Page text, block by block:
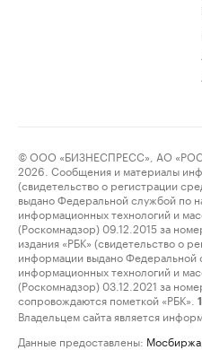
© ООО «БИЗНЕСПРЕСС», АО
2026. Сообщения и материалы
(свидетельство о регистрации
выдано Федеральной службой по
информационных технологий и
(Роскомнадзор) 09.12.2015 за
издания «РБК» (свидетельство о
информации выдано Федеральной
информационных технологий и
(Роскомнадзор) 03.12.2021 за
сопровождаются пометкой «РБК».
Владельцем сайта является
Данные предоставлены: Мосбиржа